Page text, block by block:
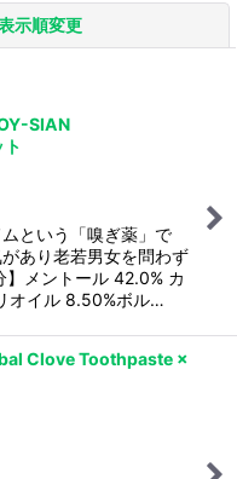
示順変更
SIAN
ムという「嗅ぎ薬」で
あり老若男女を問わず
メントール 42.0% カ
オイル 8.50%ボル…
Clove Toothpaste ×